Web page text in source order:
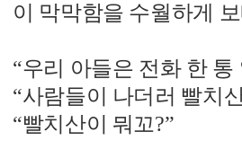
이 막막함을 수월하게
“우리 아들은 전화 한
“사람들이 나더러 빨치
“빨치산이 뭐꼬?”